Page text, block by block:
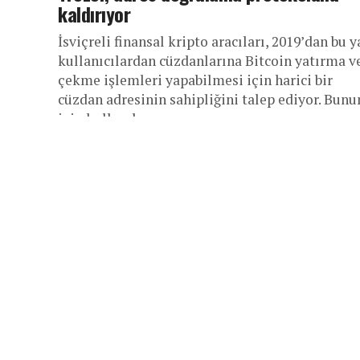
kaldırıyor
İsviçreli finansal kripto aracıları, 2019’dan bu
kullanıcılardan cüzdanlarına Bitcoin yatırma
çekme işlemleri yapabilmesi için harici bir
cüzdan adresinin sahipliğini talep ediyor.
için kullanılan...